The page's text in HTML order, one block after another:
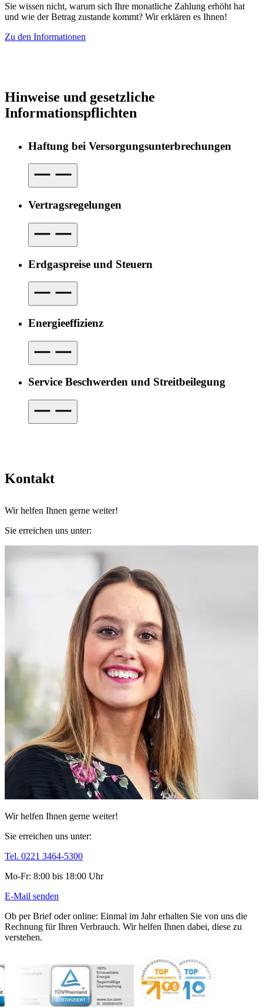
Sie wissen nicht, warum sich Ihre monatliche Zahlung erhöht hat
und wie der Betrag zustande kommt? Wir erklären es Ihnen!
Zu den Informationen
Hinweise und gesetzliche
Informationspflichten
Haftung bei Ver­sor­gungs­unter­brech­ungen
Vertragsregelungen
Erdgaspreise und Steuern
Energieeffizienz
Service Beschwerden und Streitbeilegung
Kontakt
Wir helfen Ihnen gerne weiter!
Sie erreichen uns unter:
Wir helfen Ihnen gerne weiter!
Sie erreichen uns unter:
Tel. 0221 3464-5300
Mo-Fr: 8:00 bis 18:00 Uhr
E-Mail senden
Ob per Brief oder online: Einmal im Jahr erhalten Sie von uns die
Rechnung für Ihren Verbrauch. Wir helfen Ihnen dabei, diese zu
verstehen.